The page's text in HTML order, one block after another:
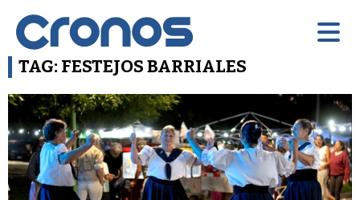
TAG: FESTEJOS BARRIALES